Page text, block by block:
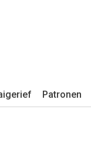
Patronen